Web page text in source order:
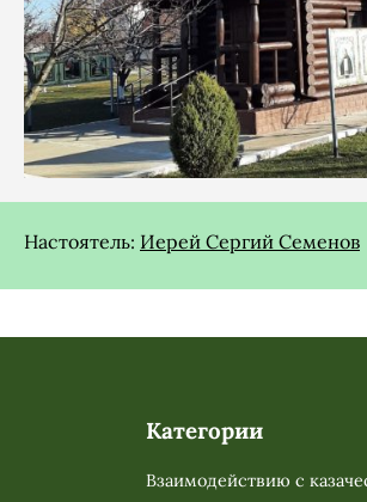
Настоятель: Иерей Сергий Семенов
Категории
Взаимодействию с